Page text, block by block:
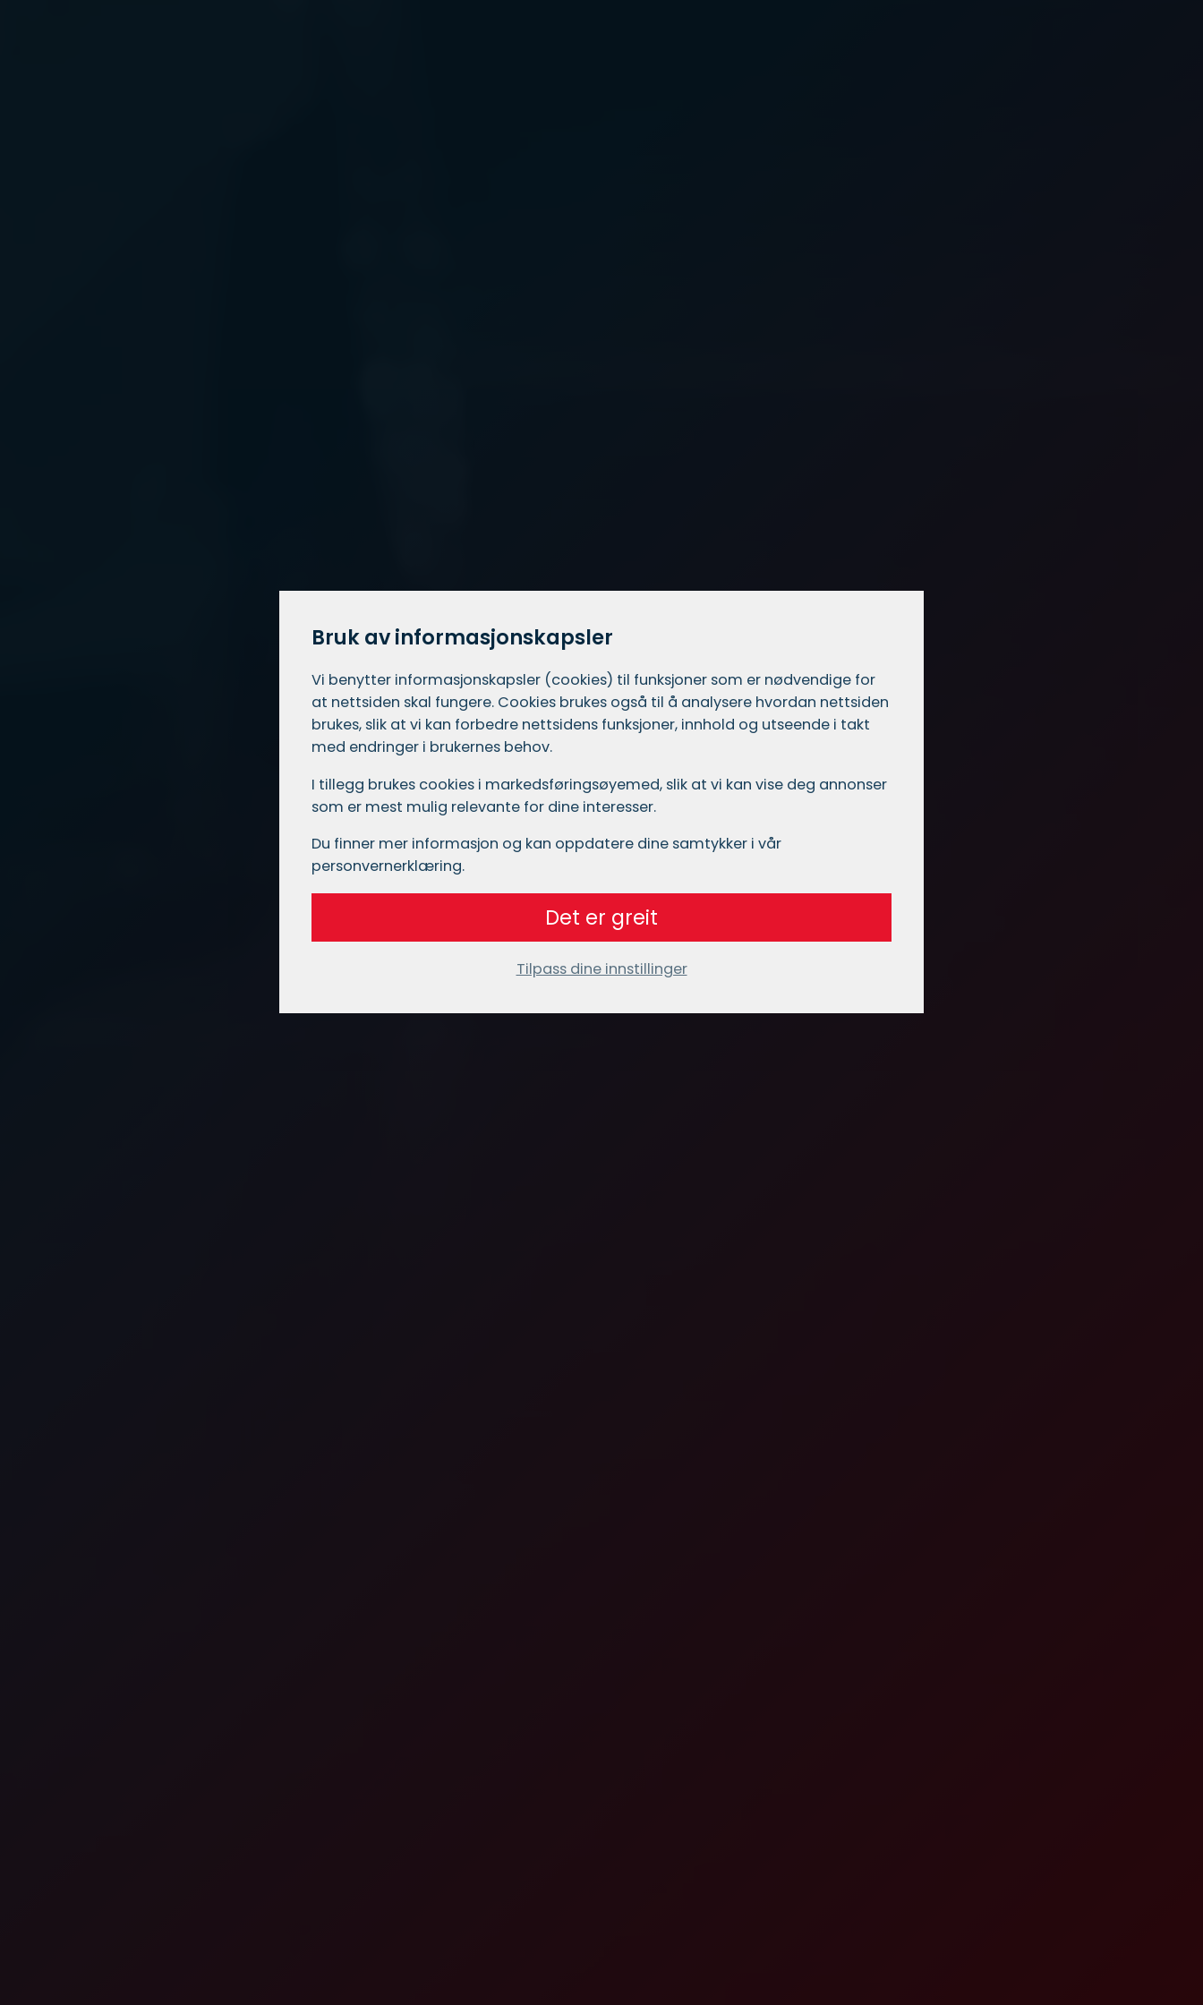
Bruk av informasjonskapsler
Vi benytter informasjons­kapsler (cookies) til funksjoner som er nødvendige for
at nettsiden skal fungere. Cookies brukes også til å analysere hvordan nettsiden
brukes, slik at vi kan forbedre nettsidens funksjoner, innhold og utseende i takt
med endringer i brukernes behov.
I tillegg brukes cookies i markedsførings­øyemed, slik at vi kan vise deg annonser
som er mest mulig relevante for dine interesser.
Du finner mer informasjon og kan oppdatere dine samtykker i vår
personvernerklæring.
Det er greit
Tilpass dine innstillinger